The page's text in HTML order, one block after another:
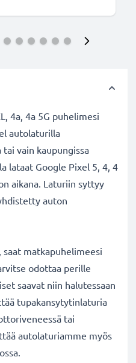
4a, 4a 5G puhelimesi
autolaturilla
vain kaupungissa
lataat Google Pixel 5, 4, 4
aikana. Laturiin syttyy
auton
matkapuhelimeesi
odottaa perille
saavat niin halutessaan
tupakansytytinlaturia
tai
autolaturiamme myös